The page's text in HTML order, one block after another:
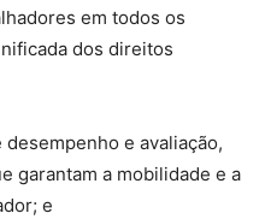
em todos os
dos direitos
e avaliação,
garantam a mobilidade e a
e